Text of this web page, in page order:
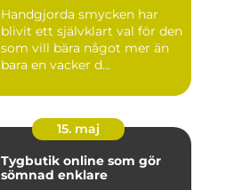
Handgjorda smycken har
blivit ett självklart val för den
som vill bära något mer än
bara en vacker d...
15. maj
Tygbutik online som gör
sömnad enklare